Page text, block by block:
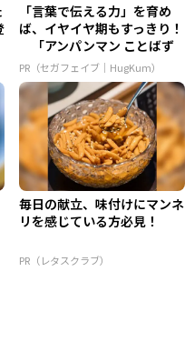
「言葉で伝える力」を育め
ば、イヤイヤ期もすっきり！
「アンパンマン ことばず
かん...
PR（セガフェイブ｜HugKum）
毎日の献立、味付けにマンネ
リを感じている方必見！
PR（レタスクラブ）